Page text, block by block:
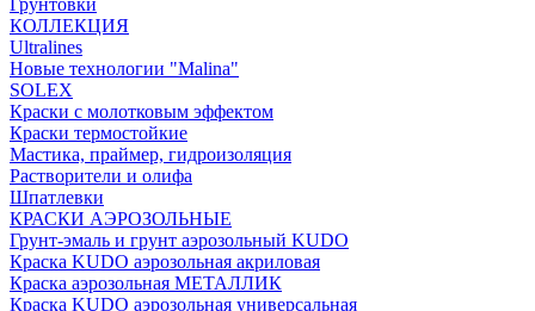
Грунтовки
КОЛЛЕКЦИЯ
Ultralines
Новые технологии "Malina"
SOLEX
Краски с молотковым эффектом
Краски термостойкие
Мастика, праймер, гидроизоляция
Растворители и олифа
Шпатлевки
КРАСКИ АЭРОЗОЛЬНЫЕ
Грунт-эмаль и грунт аэрозольный KUDO
Краска KUDO аэрозольная акриловая
Краска аэрозольная МЕТАЛЛИК
Краска KUDO аэрозольная универсальная